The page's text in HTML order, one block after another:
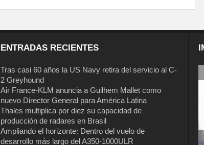
ENTRADAS RECIENTES
Tras casi 60 años la US Navy retira del servicio al C-
2 Greyhound
Air France-KLM anuncia a Guilhem Mallet como
nuevo Director General para América Latina
Thales multiplica por diez su capacidad de
producción de radares en Brasil
Ampliando el horizonte: Dentro del vuelo de
desarrollo más largo del A350-1000ULR